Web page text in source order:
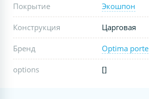
Покрытие Экошпон
Конструкция Царговая
Бренд Optima porte
options []